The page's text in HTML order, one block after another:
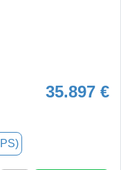
35.897 €